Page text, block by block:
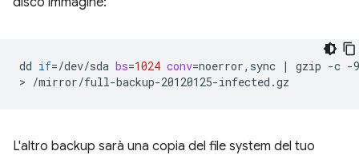
dd if=/dev/sda bs=1024 conv=noerror,sync | gzip -c -9
>
L'altro backup sarà una copia del file system del tuo